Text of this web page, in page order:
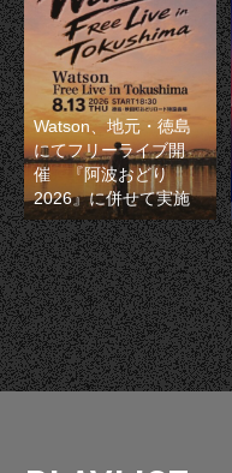
Watson、地元・徳島
にてフリーライブ開
催 『阿波おどり
2026』に併せて実施